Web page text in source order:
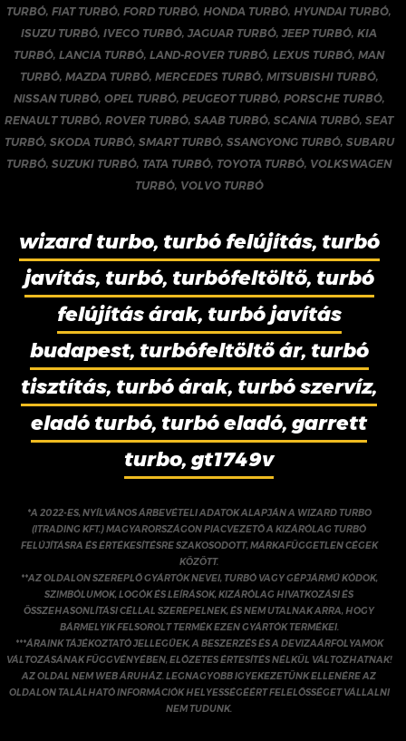
TURBÓ,FIAT TURBÓ,FORD TURBÓ, HONDA TURBÓ, HYUNDAI TURBÓ,
ISUZU TURBÓ,IVECO TURBÓ,JAGUAR TURBÓ,JEEP TURBÓ,KIA
TURBÓ,LANCIA TURBÓ,LAND-ROVER TURBÓ,LEXUS TURBÓ,MAN
TURBÓ, MAZDA TURBÓ, MERCEDES TURBÓ, MITSUBISHI TURBÓ,
NISSAN TURBÓ, OPEL TURBÓ, PEUGEOT TURBÓ, PORSCHE TURBÓ,
RENAULT TURBÓ,ROVER TURBÓ,SAAB TURBÓ,SCANIA TURBÓ,SEAT
TURBÓ, SKODA TURBÓ, SMART TURBÓ, SSANGYONG TURBÓ, SUBARU
TURBÓ,SUZUKI TURBÓ, TATA TURBÓ, TOYOTA TURBÓ, VOLKSWAGEN
TURBÓ, VOLVO TURBÓ
wizard turbo, turbó felújítás, turbó
javítás, turbó, turbófeltöltő, turbó
felújítás árak, turbó javítás
budapest, turbófeltöltő ár, turbó
tisztítás, turbó árak, turbó szervíz,
eladó turbó, turbó eladó, garrett
turbo, gt1749v
*A 2022-ES, NYÍLVÁNOS ÁRBEVÉTELI ADATOK ALAPJÁN A WIZARD TURBO
(ITRADING KFT.) MAGYARORSZÁGON PIACVEZETŐ A KIZÁRÓLAG TURBÓ
FELÚJÍTÁSRA ÉS ÉRTÉKESÍTÉSRE SZAKOSODOTT, MÁRKAFÜGGETLEN CÉGEK
KÖZÖTT.
**AZ OLDALON SZEREPLŐ GYÁRTÓK NEVEI, TURBÓ VAGY GÉPJÁRMŰ KÓDOK,
SZIMBÓLUMOK, LOGÓK ÉS LEÍRÁSOK, KIZÁRÓLAG HIVATKOZÁSI ÉS
ÖSSZEHASONLÍTÁSI CÉLLAL SZEREPELNEK, ÉS NEM UTALNAK ARRA, HOGY
BÁRMELYIK FELSOROLT TERMÉK EZEN GYÁRTÓK TERMÉKEI.
***ÁRAINK TÁJÉKOZTATÓ JELLEGŰEK, A BESZERZÉS ÉS A DEVIZAÁRFOLYAMOK
VÁLTOZÁSÁNAK FÜGGVÉNYÉBEN, ELŐZETES ÉRTESÍTÉS NÉLKÜL VÁLTOZHATNAK!
AZ OLDAL NEM WEB ÁRUHÁZ. LEGNAGYOBB IGYEKEZETÜNK ELLENÉRE AZ
OLDALON TALÁLHATÓ INFORMÁCIÓK HELYESSÉGÉÉRT FELELŐSSÉGET VÁLLALNI
NEM TUDUNK.